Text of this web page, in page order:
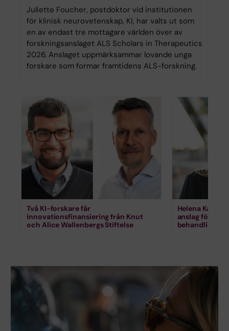
Juliette Foucher, postdoktor vid institutionen
för klinisk neurovetenskap, KI, har valts ut som
en av endast tre mottagare världen över av
forskningsanslaget ALS Scholars in Therapeutics
2026. Anslaget uppmärksammar lovande unga
forskare som formar framtidens ALS-forskning.
Två KI-forskare får
innovationsfinansiering från Knut
och Alice Wallenbergs Stiftelse
Helena
anslag för
behandling